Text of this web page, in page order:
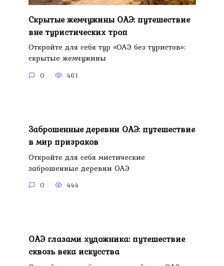
Скрытые жемчужины ОАЭ: путешествие
вне туристических троп
Откройте для себя тур «ОАЭ без туристов»:
скрытые жемчужины
0 461
Заброшенные деревни ОАЭ: путешествие
в мир призраков
Откройте для себя мистические
заброшенные деревни ОАЭ
0 444
ОАЭ глазами художника: путешествие
сквозь века искусства